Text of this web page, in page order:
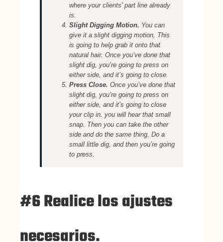
where your clients’ part line already
is.
Slight Digging Motion. You can
give it a slight digging motion. This
is going to help grab it onto that
natural hair. Once you’ve done that
slight dig, you’re going to press on
either side, and it’s going to close.
Press Close. Once you’ve done that
slight dig, you’re going to press on
either side, and it’s going to close
your clip in. you will hear that small
snap. Then you can take the other
side and do the same thing. Do a
small little dig, and then you’re going
to press.
#6 Realice los ajustes
necesarios.